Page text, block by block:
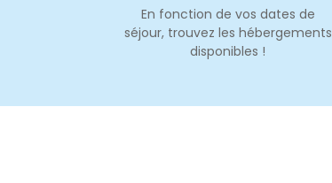
En fonction de vos dates de
séjour, trouvez les hébergements
disponibles !